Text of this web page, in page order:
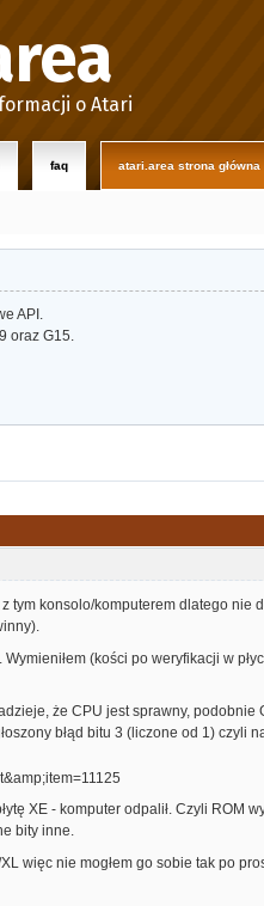
o Atari
faq atari.area strona główna
API.
oraz G15.
tym konsolo/komputerem dlatego
(kości po weryfikacji w
że CPU jest sprawny,
błąd bitu 3 (liczone od 1) czyli
XE - komputer odpalił. Czyli ROM
bity inne.
więc nie mogłem go sobie tak po